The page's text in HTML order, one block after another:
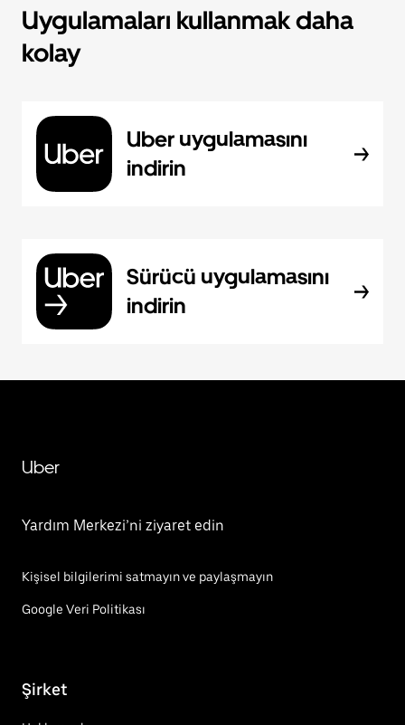
Uygulamaları kullanmak daha
kolay
Uber uygulamasını
indirin
Sürücü uygulamasını
indirin
Uber
Yardım Merkezi’ni ziyaret edin
Kişisel bilgilerimi satmayın ve paylaşmayın
Google Veri Politikası
Şirket